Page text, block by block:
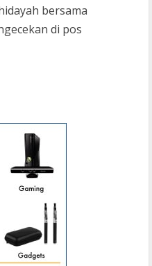
bersama
di pos